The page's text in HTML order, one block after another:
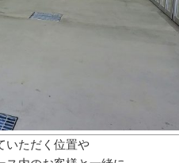
いただく位置や